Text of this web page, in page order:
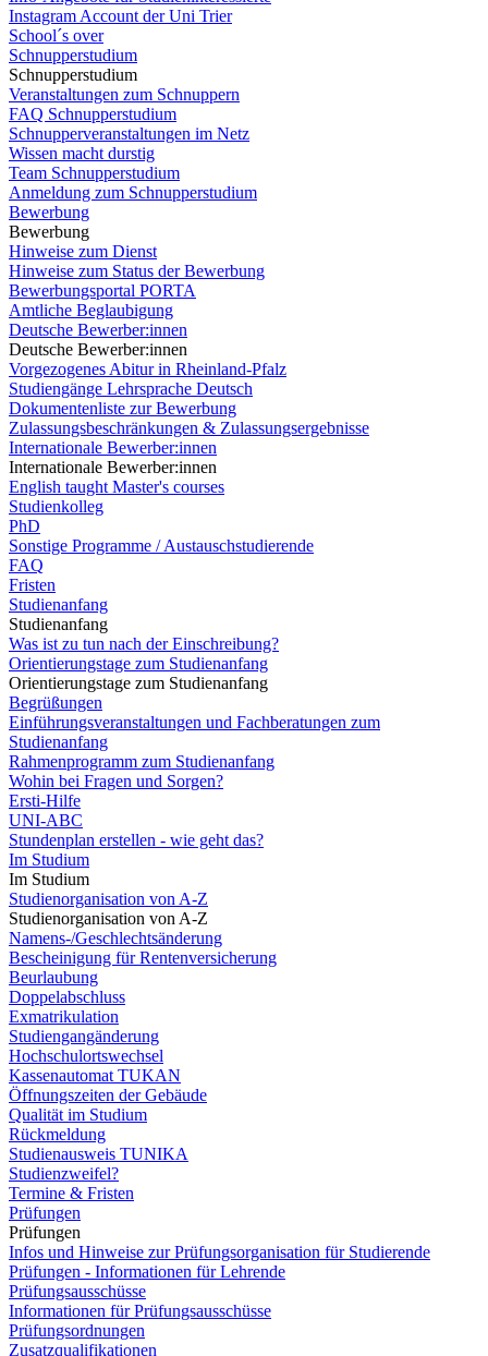
Instagram Account der Uni Trier
School´s over
Schnupperstudium
Schnupperstudium
Veranstaltungen zum Schnuppern
FAQ Schnupperstudium
Schnupperveranstaltungen im Netz
Wissen macht durstig
Team Schnupperstudium
Anmeldung zum Schnupperstudium
Bewerbung
Bewerbung
Hinweise zum Dienst
Hinweise zum Status der Bewerbung
Bewerbungsportal PORTA
Amtliche Beglaubigung
Deutsche Bewerber:innen
Deutsche Bewerber:innen
Vorgezogenes Abitur in Rheinland-Pfalz
Studiengänge Lehrsprache Deutsch
Dokumentenliste zur Bewerbung
Zulassungsbeschränkungen & Zulassungsergebnisse
Internationale Bewerber:innen
Internationale Bewerber:innen
English taught Master's courses
Studienkolleg
PhD
Sonstige Programme / Austauschstudierende
FAQ
Fristen
Studienanfang
Studienanfang
Was ist zu tun nach der Einschreibung?
Orientierungstage zum Studienanfang
Orientierungstage zum Studienanfang
Begrüßungen
Einführungsveranstaltungen und Fachberatungen zum
Studienanfang
Rahmenprogramm zum Studienanfang
Wohin bei Fragen und Sorgen?
Ersti-Hilfe
UNI-ABC
Stundenplan erstellen - wie geht das?
Im Studium
Im Studium
Studienorganisation von A-Z
Studienorganisation von A-Z
Namens-/Geschlechtsänderung
Bescheinigung für Rentenversicherung
Beurlaubung
Doppelabschluss
Exmatrikulation
Studiengangänderung
Hochschulortswechsel
Kassenautomat TUKAN
Öffnungszeiten der Gebäude
Qualität im Studium
Rückmeldung
Studienausweis TUNIKA
Studienzweifel?
Termine & Fristen
Prüfungen
Prüfungen
Infos und Hinweise zur Prüfungsorganisation für Studierende
Prüfungen - Informationen für Lehrende
Prüfungsausschüsse
Informationen für Prüfungsausschüsse
Prüfungsordnungen
Zusatzqualifikationen